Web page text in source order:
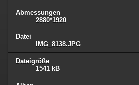
Abmessungen
2880*1920
Datei
IMG_8138.JPG
Dateigröße
1541 kB